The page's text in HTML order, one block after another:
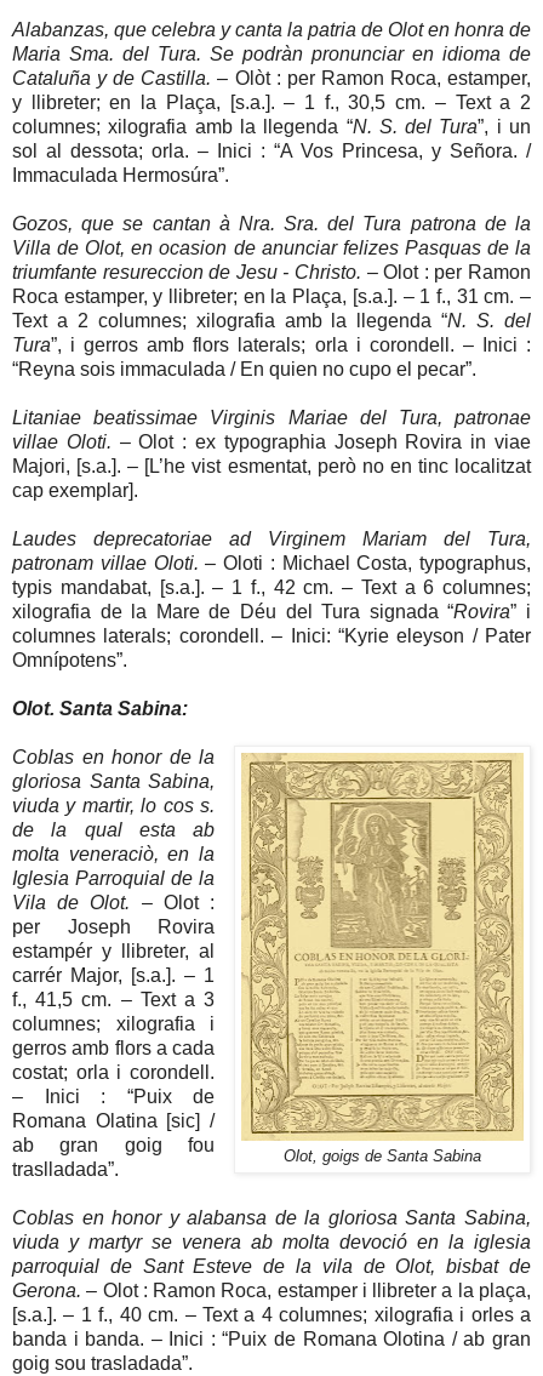
Alabanzas, que celebra y canta la patria de Olot en honra de
Maria Sma. del Tura. Se podràn pronunciar en idioma de
Cataluña y de Castilla. – Olòt : per Ramon Roca, estamper,
y llibreter; en la Plaça, [s.a.]. – 1 f., 30,5 cm. – Text a 2
columnes; xilografia amb la llegenda “N. S. del Tura”, i un
sol al dessota; orla. – Inici : “A Vos Princesa, y Señora. /
Immaculada Hermosúra”.
Gozos, que se cantan à Nra. Sra. del Tura patrona de la
Villa de Olot, en ocasion de anunciar felizes Pasquas de la
triumfante resureccion de Jesu - Christo. – Olot : per Ramon
Roca estamper, y llibreter; en la Plaça, [s.a.]. – 1 f., 31 cm. –
Text a 2 columnes; xilografia amb la llegenda “N. S. del
Tura”, i gerros amb flors laterals; orla i corondell. – Inici :
“Reyna sois immaculada / En quien no cupo el pecar”.
Litaniae beatissimae Virginis Mariae del Tura, patronae
villae Oloti. – Olot : ex typographia Joseph Rovira in viae
Majori, [s.a.]. – [L’he vist esmentat, però no en tinc localitzat
cap exemplar].
Laudes deprecatoriae ad Virginem Mariam del Tura,
patronam villae Oloti. – Oloti : Michael Costa, typographus,
typis mandabat, [s.a.]. – 1 f., 42 cm. – Text a 6 columnes;
xilografia de la Mare de Déu del Tura signada “Rovira” i
columnes laterals; corondell. – Inici: “Kyrie eleyson / Pater
Omnípotens”.
Olot. Santa Sabina:
Olot, goigs de Santa Sabina
Coblas en honor de la
gloriosa Santa Sabina,
viuda y martir, lo cos s.
de la qual esta ab
molta veneraciò, en la
Iglesia Parroquial de la
Vila de Olot. – Olot :
per Joseph Rovira
estampér y llibreter, al
carrér Major, [s.a.]. – 1
f., 41,5 cm. – Text a 3
columnes; xilografia i
gerros amb flors a cada
costat; orla i corondell.
– Inici : “Puix de
Romana Olatina [sic] /
ab gran goig fou
traslladada”.
Coblas en honor y alabansa de la gloriosa Santa Sabina,
viuda y martyr se venera ab molta devoció en la iglesia
parroquial de Sant Esteve de la vila de Olot, bisbat de
Gerona. – Olot : Ramon Roca, estamper i llibreter a la plaça,
[s.a.]. – 1 f., 40 cm. – Text a 4 columnes; xilografia i orles a
banda i banda. – Inici : “Puix de Romana Olotina / ab gran
goig sou trasladada”.